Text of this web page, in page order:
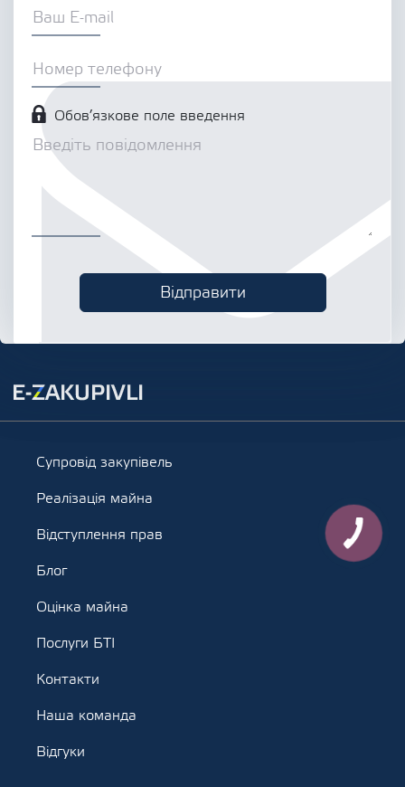
Обов’язкове поле введення
Супровід закупівель
Реалізація майна
Відступлення прав
Блог
Оцінка майна
Послуги БТІ
Контакти
Наша команда
Відгуки